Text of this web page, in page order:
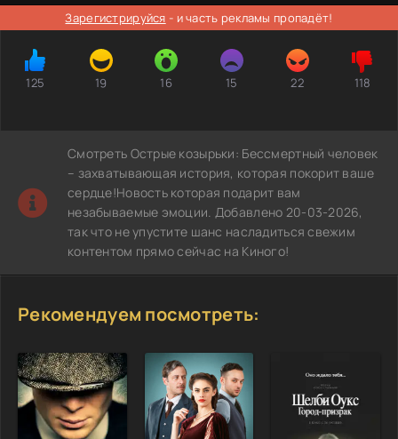
Зарегистрируйся - и часть рекламы пропадёт!
125 19 16 15 22 118
Смотреть Острые козырьки: Бессмертный человек
– захватывающая история, которая покорит ваше
сердце!Новость которая подарит вам
незабываемые эмоции. Добавлено 20-03-2026,
так что не упустите шанс насладиться свежим
контентом прямо сейчас на Киного!
Рекомендуем посмотреть: